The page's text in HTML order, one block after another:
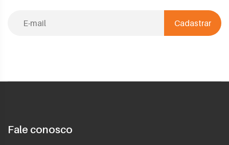
Cadastrar
Fale conosco